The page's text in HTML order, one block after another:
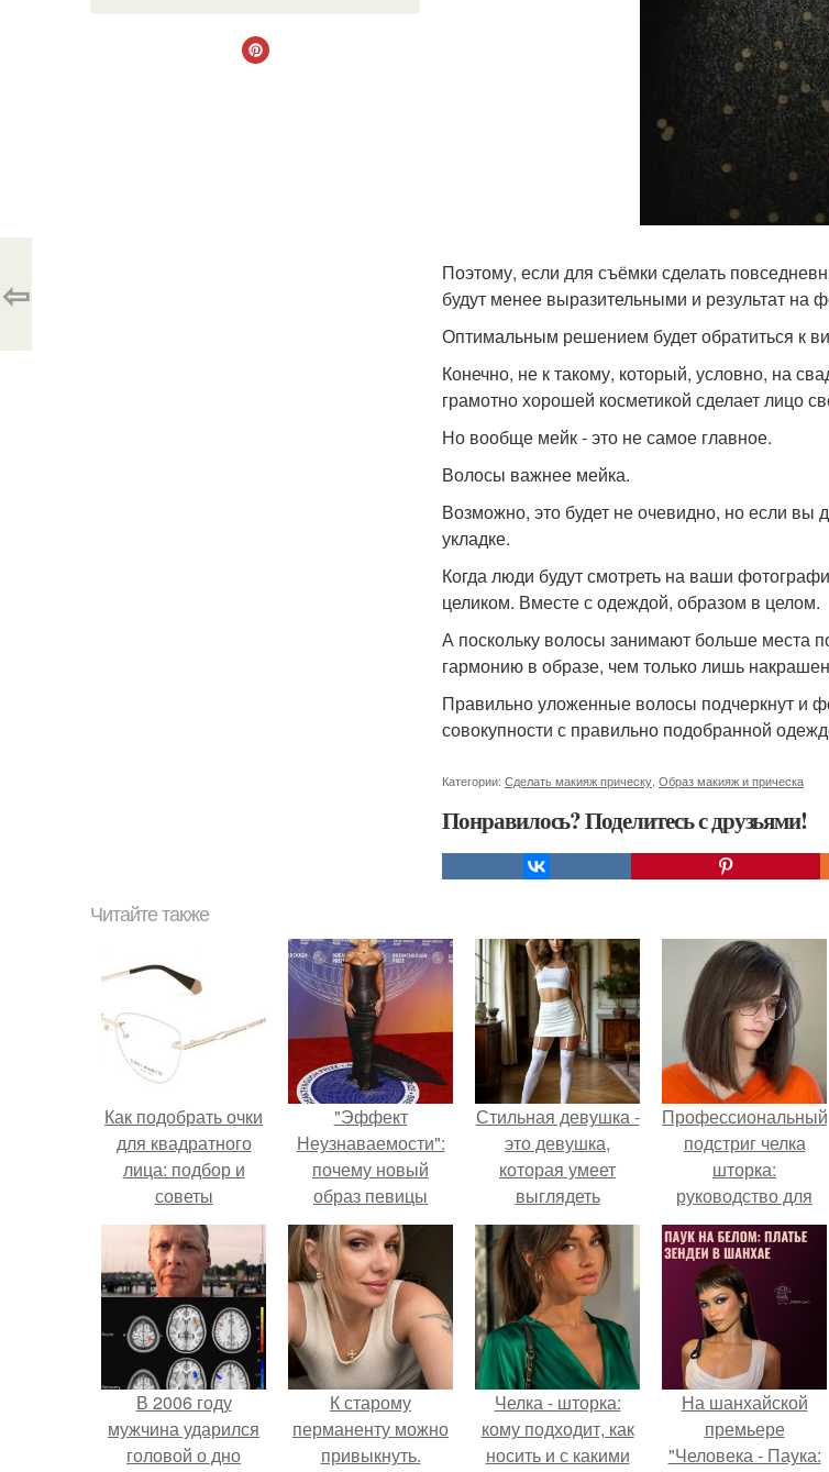
Поэтому, если для съёмки сделать
будут менее выразительными и результат на
Оптимальным решением будет обратиться к
Конечно, не к такому, который, условно, на
грамотно хорошей косметикой сделает лицо
Но вообще мейк - это не самое главное.
Волосы важнее мейка.
Возможно, это будет не очевидно, но если вы
укладке.
Когда люди будут смотреть на ваши
целиком. Вместе с одеждой, образом в целом.
А поскольку волосы занимают больше места
гармонию в образе, чем только лишь
Правильно уложенные волосы подчеркнут и
совокупности с правильно подобранной
Категории: Сделать макияж прическу Образ макияж и прическа
Понравилось? Поделитесь с друзьями!
⇦
Читайте также
Как подобрать очки
для квадратного
лица: подбор и
советы
"Эффект
Неузнаваемости":
почему новый
образ певицы
вызвал споры о
гранях
возможного?
Стильная девушка -
это девушка,
которая умеет
выглядеть
привлекательно и
элегантно в любои
ситуации.
Профессиональный
подстриг челка
шторка:
руководство для
2024 года
В 2006 году
мужчина ударился
головой о дно
К старому
перманенту можно
привыкнуть.
Челка - шторка:
кому подходит, как
носить и с какими
На шанхайской
премьере
"Человека - Паука: